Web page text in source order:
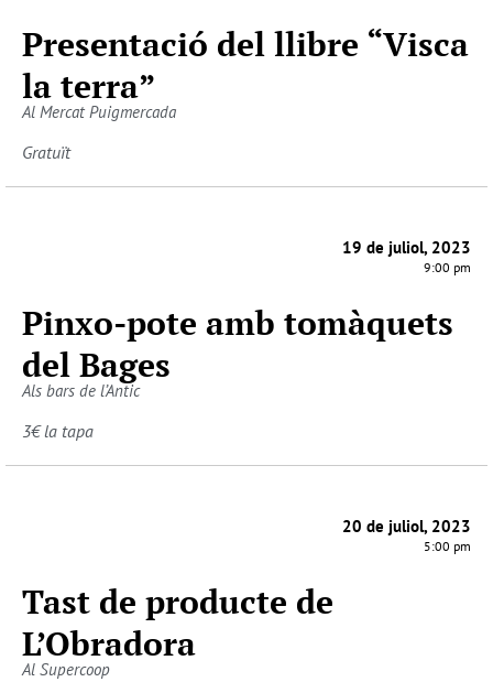
Presentació del llibre “Visca
la terra”
Al Mercat Puigmercada
Gratuït
19 de juliol, 2023
9:00 pm
Pinxo-pote amb tomàquets
del Bages
Als bars de l’Antic
3€ la tapa
20 de juliol, 2023
5:00 pm
Tast de producte de
L’Obradora
Al Supercoop